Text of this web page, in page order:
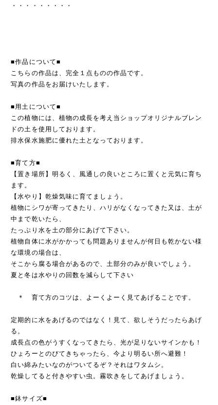
・・・・・・・・・
■作品について■
こちらの作品は、完全１点ものの作品です。
写真の作品をお届けいたします。
■用土について■
この植物には、植物の成長を考え当ショップオリジナルブレン
ドの土を使用しております。
排水保水施肥に優れた土となっております。
■育て方■
【置き場所】明るく、風通しの良いところに置くと元気に育ち
ます。
【水やり】乾燥気味に育てましょう。
植物にシワが寄ってきたり、ハリがなくなってきた又は、土が
中まで乾いたら、
たっぷり水を土の部分にあげて下さい。
植物自体に水がかかっても問題ありませんが何日も乾かない様
な環境の場合は、
そこから腐る場合があるので、土部分のみが良いでしょう。
夏と冬は水やりの回数を減らして下さい
＊ 育て方のコツは、よーくよーく見てあげることです。
定期的に水をあげるのではなく！見て、欲しそうだったらあげ
る。
成長点の色がうすくなってきたら、光が足りないサインかも！
ひょろーとのびてきちゃったら、今より明るい所へ避難！
白い綿みたいなのがついてるぞ？それはワタムシ。
乾燥してると付きやすい虫。霧吹きをしてあげましょう。
■鉢サイズ■